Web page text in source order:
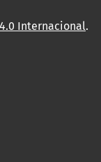
Internacional.